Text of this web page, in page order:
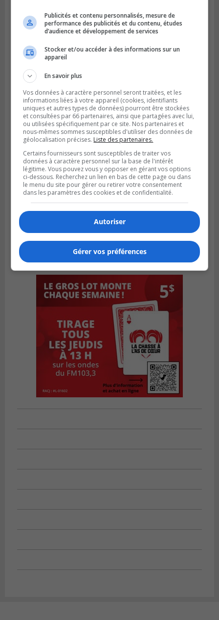
LONGUEUIL
Publié le 31 juillet 2026 à 09h28
Alexandre Da Costa s’en va diriger au
Mexique
Publicités et contenu personnalisés, mesure de
performance des publicités et du contenu, études
d’audience et développement de services
Stocker et/ou accéder à des informations sur un
appareil
En savoir plus
Vos données à caractère personnel seront traitées, et les
informations liées à votre appareil (cookies, identifiants
uniques et autres types de données) pourront être stockées
et consultées par 66 partenaires, ainsi que partagées avec lui,
ou utilisées spécifiquement par ce site. Nos partenaires et
nous-mêmes sommes susceptibles d'utiliser des données de
géolocalisation précises. Liste des partenaires.
Certains fournisseurs sont susceptibles de traiter vos
données à caractère personnel sur la base de l'intérêt
légitime. Vous pouvez vous y opposer en gérant vos options
ci-dessous. Recherchez un lien en bas de cette page ou dans
le menu du site pour gérer ou retirer votre consentement
dans les paramètres des cookies et de confidentialité.
Autoriser
Gérer vos préférences